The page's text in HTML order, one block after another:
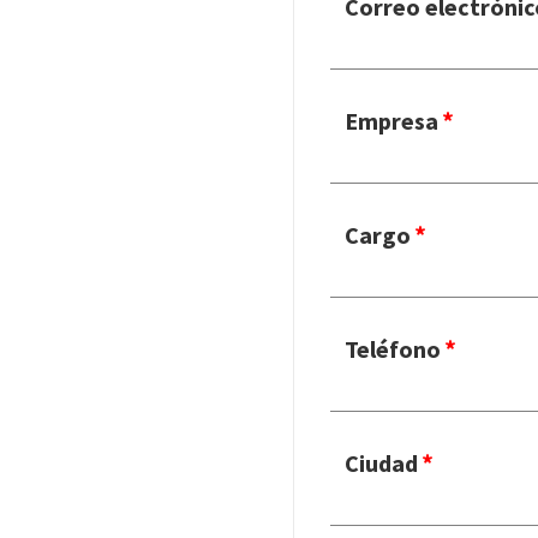
Correo
Empresa
Cargo
Teléfono
Ciudad